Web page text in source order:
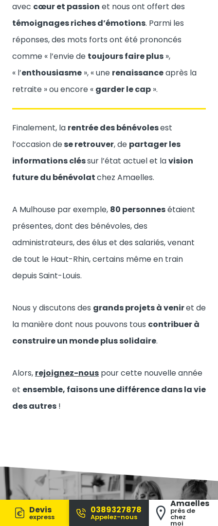
avec cœur et passion et nous ont offert des
témoignages riches d’émotions. Parmi les
réponses, des mots forts ont été prononcés
comme « l’envie de toujours faire plus »,
« l’enthousiasme », « une renaissanceaprès la
retraite » ou encore « garder le cap ».
Finalement, la rentrée des bénévolesest
l’occasion dese retrouver, de partager les
informations cléssur l’état actuel et lavision
future du bénévolatchez Amaelles.
A Mulhouse par exemple, 80 personnesétaient
présentes, dont des bénévoles, des
administrateurs, des élus et des salariés, venant
de tout le Haut-Rhin, certains même en train
depuis Saint-Louis.
Nous y discutons des grands projets à veniret de
la manière dont nous pouvons tous contribuer à
construire un monde plus solidaire.
Alors, rejoignez-nous pour cette nouvelle année
et ensemble, faisons une différence dans la vie
des autres !
Devis
express
0389327878
Appelez-nous
Amaelles
près de
chez
moi